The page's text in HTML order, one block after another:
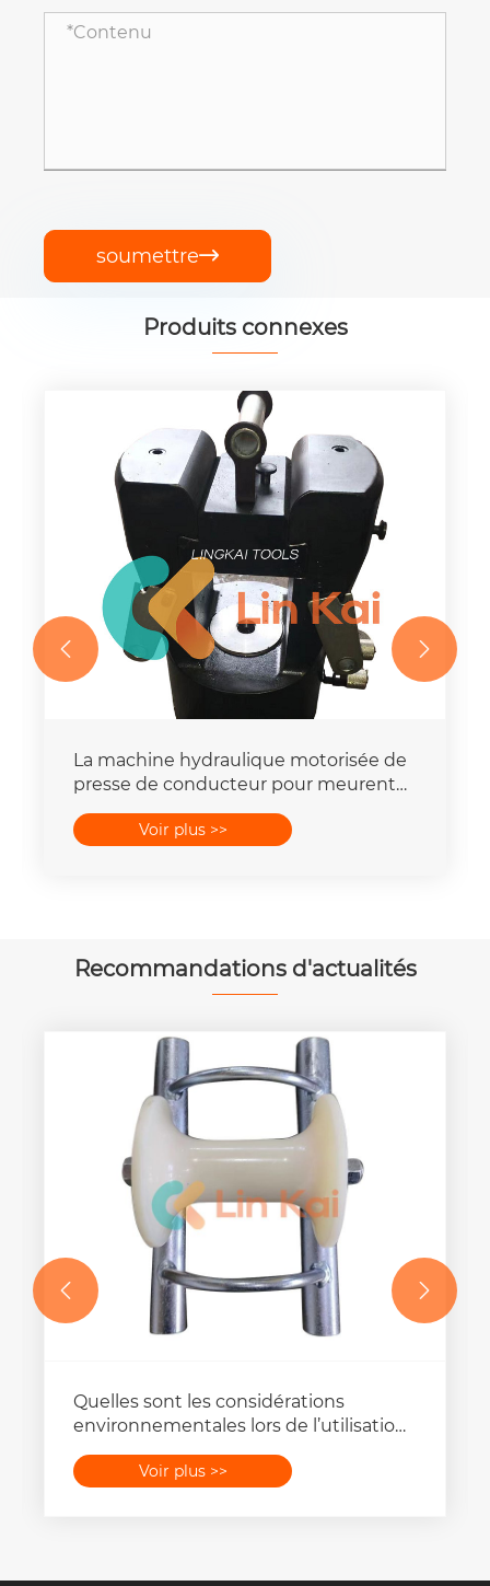
soumettre
Produits connexes
La machine hydraulique motorisée de
presse de conducteur pour meurent
400mm2 de 25T-300T
Voir plus >>
 
Recommandations d'actualités
Quelles sont les considérations
environnementales lors de l’utilisation
Voir plus >>
 